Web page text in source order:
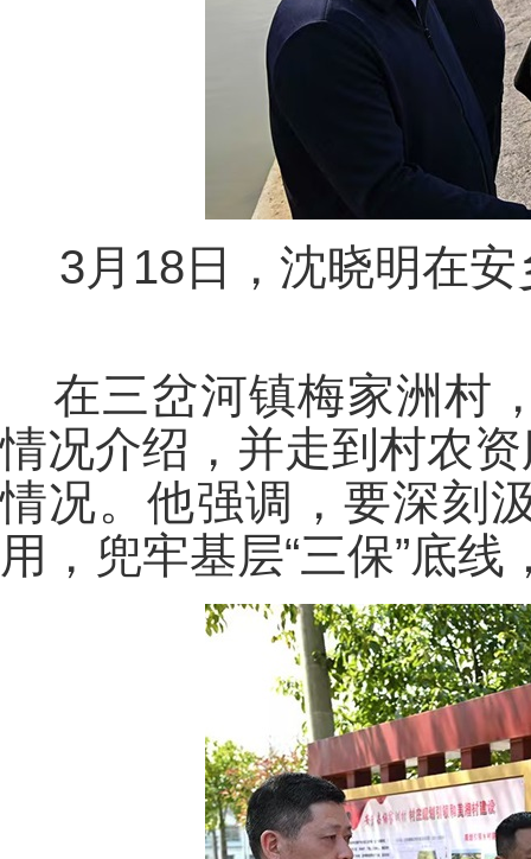
3月18日，沈晓明在
在三岔河镇梅家洲村
情况介绍，并走到村农
情况。他强调，要深刻
用，兜牢基层“三保”底